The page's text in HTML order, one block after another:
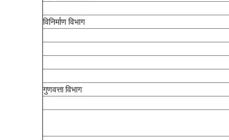
विनिर्माण विभाग
गुणवत्ता विभाग